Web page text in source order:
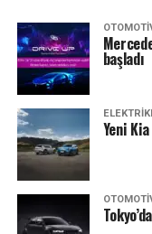
başladı
Yeni